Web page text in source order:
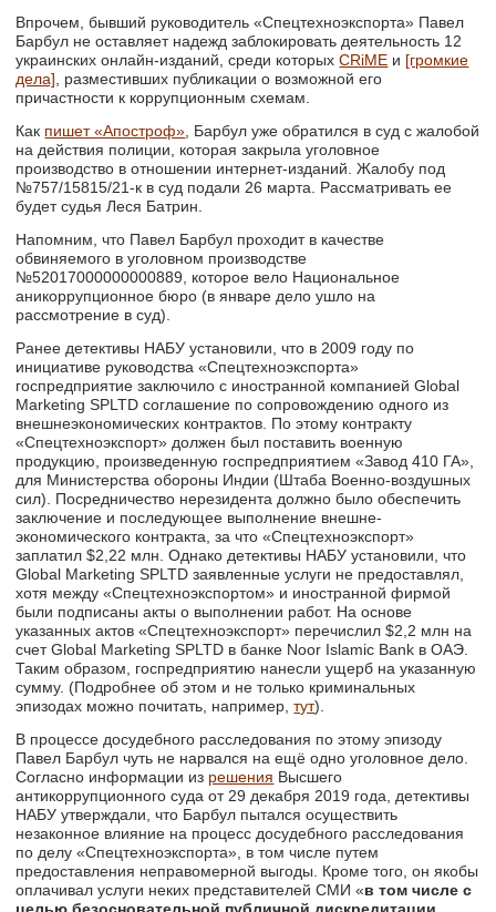
Впрочем, бывший руководитель «Спецтехноэкспорта» Павел
Барбул не оставляет надежд заблокировать деятельность 12
украинских онлайн-изданий, среди которыхCRiME и [громкие
дела] , разместивших публикации о возможной его
причастности к коррупционным схемам.
Как пишет «Апостроф» , Барбул уже обратился в суд с жалобой
на действия полиции, которая закрыла уголовное
производство в отношении интернет-изданий. Жалобу под
№757/15815/21-к в суд подали 26 марта. Рассматривать ее
будет судья Леся Батрин.
Напомним, что Павел Барбул проходит в качестве
обвиняемого в уголовном производстве
№52017000000000889, которое вело Национальное
аникоррупционное бюро (в январе дело ушло на
рассмотрение в суд).
Ранее детективы НАБУ установили, что в 2009 году по
инициативе руководства «Спецтехноэкспорта»
госпредприятие заключило с иностранной компанией Global
Marketing SPLTD соглашение по сопровождению одного из
внешнеэкономических контрактов. По этому контракту
«Спецтехноэкспорт» должен был поставить военную
продукцию, произведенную госпредприятием «Завод 410 ГА»,
для Министерства обороны Индии (Штаба Военно-воздушных
сил). Посредничество нерезидента должно было обеспечить
заключение и последующее выполнение внешне-
экономического контракта, за что «Спецтехноэкспорт»
заплатил $2,22 млн. Однако детективы НАБУ установили, что
Global Marketing SPLTD заявленные услуги не предоставлял,
хотя между «Спецтехноэкспортом» и иностранной фирмой
были подписаны акты о выполнении работ. На основе
указанных актов «Спецтехноэкспорт» перечислил $2,2 млн на
счет Global Marketing SPLTD в банке Noor Islamic Bank в ОАЭ.
Таким образом, госпредприятию нанесли ущерб на указанную
сумму. (Подробнее об этом и не только криминальных
эпизодах можно почитать, например,тут).
В процессе досудебного расследования по этому эпизоду
Павел Барбул чуть не нарвался на ещё одно уголовное дело.
Согласно информации из решения Высшего
антикоррупционного суда от 29 декабря 2019 года, детективы
НАБУ утверждали, что Барбул пытался осуществить
незаконное влияние на процесс досудебного расследования
по делу «Спецтехноэкспорта», в том числе путем
предоставления неправомерной выгоды. Кроме того, он якобы
оплачивал услуги неких представителей СМИ «в том числе с